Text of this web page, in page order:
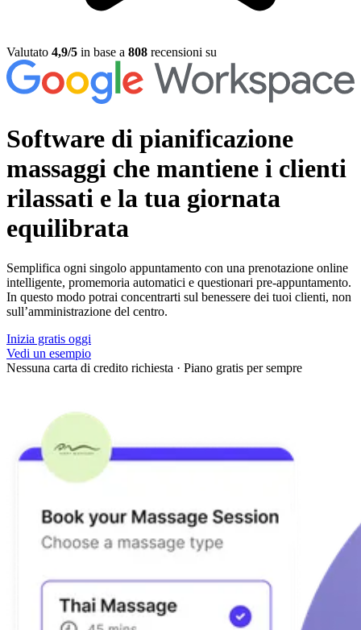
Valutato 4,9/5 in base a 808 recensioni su
Software di pianificazione
massaggi che mantiene i clienti
rilassati e la tua giornata
equilibrata
Semplifica ogni singolo appuntamento con una prenotazione online
intelligente, promemoria automatici e questionari pre-appuntamento.
In questo modo potrai concentrarti sul benessere dei tuoi clienti, non
sull’amministrazione del centro.
Inizia gratis oggi
Vedi un esempio
Nessuna carta di credito richiesta · Piano gratis per sempre